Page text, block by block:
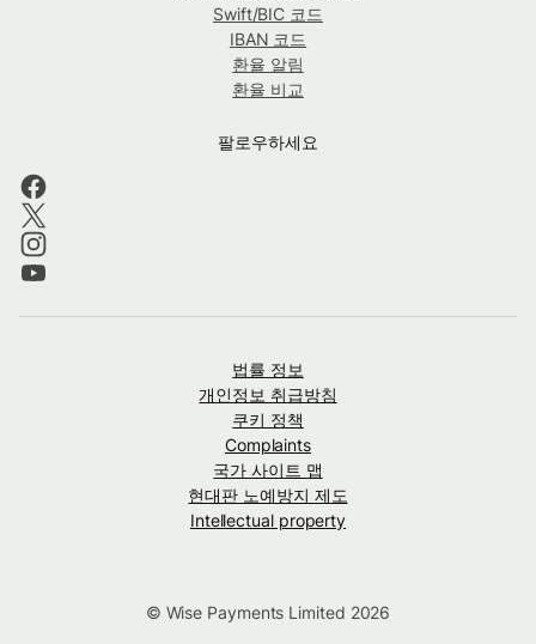
Swift/BIC 코드
IBAN 코드
환율 알림
환율 비교
팔로우하세요
법률 정보
개인정보 취급방침
쿠키 정책
Complaints
국가 사이트 맵
현대판 노예방지 제도
Intellectual property
© Wise Payments Limited 2026